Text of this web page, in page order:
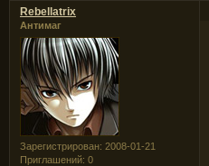
Rebellatrix
Антимаг
Зарегистрирован: 2008-01-21
Приглашений: 0